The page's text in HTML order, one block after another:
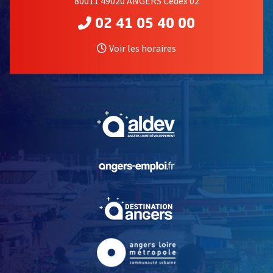
02 41 05 40 00
Voir les horaires
, Ouvre une nouvelle
, Ouvre une nouvelle